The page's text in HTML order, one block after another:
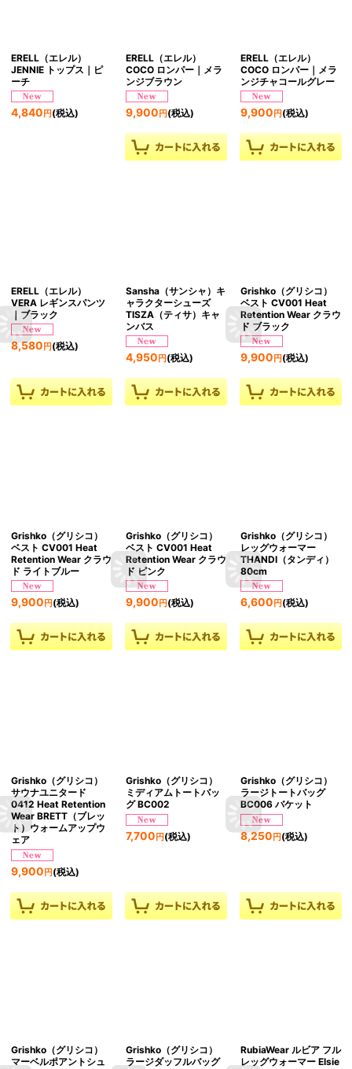
ERELL（エレル）
JENNIE トップス｜ピ
ーチ
4,840 円 (税込)
ERELL（エレル）
COCO ロンパー｜メラ
ンジブラウン
9,900 円(税込)
ERELL（エレル）
COCO ロンパー｜メラ
ンジチャコールグレー
9,900 円(税込)
ERELL（エレル）
VERA レギンスパンツ
｜ブラック
8,580 円 (税込)
Sansha（サンシャ）キ
ャラクターシューズ
TISZA（ティサ）キャ
ンバス
4,950 円(税込)
Grishko（グリシコ）
ベスト CV001 Heat
Retention Wear クラウ
ド ブラック
9,900 円(税込)
Grishko（グリシコ）
ベスト CV001 Heat
Retention Wear クラウ
ド ライトブルー
9,900 円 (税込)
Grishko（グリシコ）
ベスト CV001 Heat
Retention Wear クラウ
ド ピンク
9,900 円(税込)
Grishko（グリシコ）
レッグウォーマー
THANDI（タンディ）
80cm
6,600 円(税込)
Grishko（グリシコ）
サウナユニタード
0412 Heat Retention
Wear BRETT（ブレッ
ト）ウォームアップウ
ェア
9,900 円 (税込)
Grishko（グリシコ）
ミディアムトートバッ
グ BC002
7,700 円(税込)
Grishko（グリシコ）
ラージトートバッグ
BC006 バケット
8,250 円(税込)
Grishko（グリシコ）
マーベルポアントシュ
Grishko（グリシコ）
ラージダッフルバッグ
RubiaWear ルビア フル
レッグウォーマー Elsie